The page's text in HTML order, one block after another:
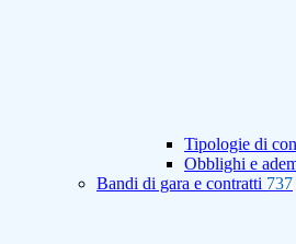
Tipologie di
Obblighi e
Bandi di gara e contratti 737